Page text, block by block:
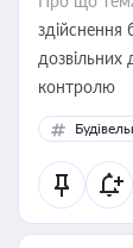
здійснення
контролю